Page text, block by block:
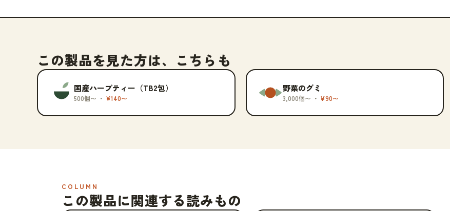
この製品を見た方は、こちらも
国産ハーブティー（TB2包）
500個〜 ・ ¥140〜
野菜のグミ
3,000個〜 ・ ¥90〜
COLUMN
この製品に関連する読みもの